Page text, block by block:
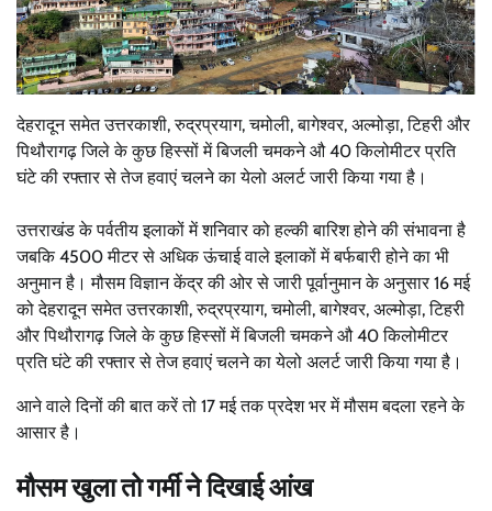
देहरादून समेत उत्तरकाशी, रुद्रप्रयाग, चमोली, बागेश्वर, अल्मोड़ा, टिहरी और
पिथौरागढ़ जिले के कुछ हिस्सों में बिजली चमकने औ 40 किलोमीटर प्रति
घंटे की रफ्तार से तेज हवाएं चलने का येलो अलर्ट जारी किया गया है।
उत्तराखंड के पर्वतीय इलाकों में शनिवार को हल्की बारिश होने की संभावना है
जबकि 4500 मीटर से अधिक ऊंचाई वाले इलाकों में बर्फबारी होने का भी
अनुमान है। मौसम विज्ञान केंद्र की ओर से जारी पूर्वानुमान के अनुसार 16 मई
को देहरादून समेत उत्तरकाशी, रुद्रप्रयाग, चमोली, बागेश्वर, अल्मोड़ा, टिहरी
और पिथौरागढ़ जिले के कुछ हिस्सों में बिजली चमकने औ 40 किलोमीटर
प्रति घंटे की रफ्तार से तेज हवाएं चलने का येलो अलर्ट जारी किया गया है।
आने वाले दिनों की बात करें तो 17 मई तक प्रदेश भर में मौसम बदला रहने के
आसार है।
मौसम खुला तो गर्मी ने दिखाई आंख